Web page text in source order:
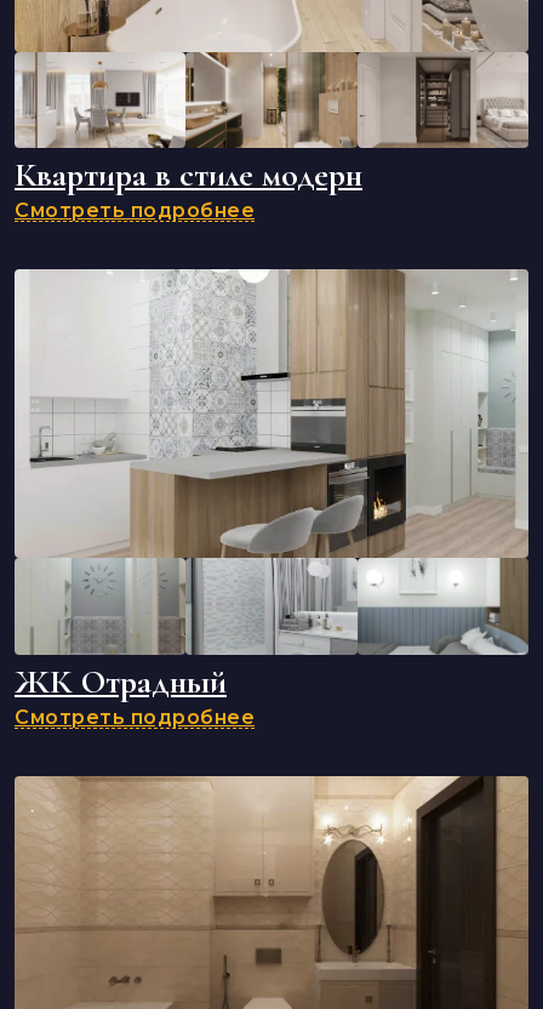
Квартира в стиле модерн
Смотреть подробнее
ЖК Отрадный
Смотреть подробнее